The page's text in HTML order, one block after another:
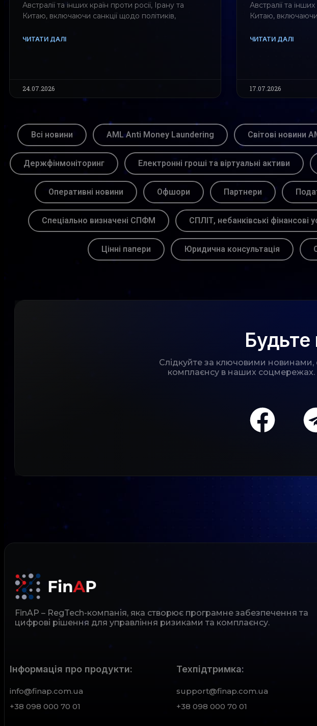
Австралії та інших країн проти росії, Ірану та
Китаю, включаючи санкції щодо політиків,
ЧИТАТИ ДАЛІ
24.07.2026
Австралії та
Китаю, включаючи
ЧИТАТИ ДАЛІ
17.07.2026
Всі новини AML Anti Money Laundering Світові новини
Держфінмоніторинг Електронні гроші та віртуальні активи
Оперативні новини Офшори Партнери
Спеціально визначені СПФМ СПЛІТ, небанківські фінансові
Цінні папери Юридична консультація
Будьте
Слідкуйте за ключовими
комплаєнсу в наших соцмережах.
FinAP – RegTech-компанія, яка створює програмне забезпечення та
цифрові рішення для управління ризиками та комплаєнсу.
Інформація про продукти:
info@finap.com.ua
+38 098 000 70 01
Техпідтримка:
support@finap.com.ua
+38 098 000 70 01